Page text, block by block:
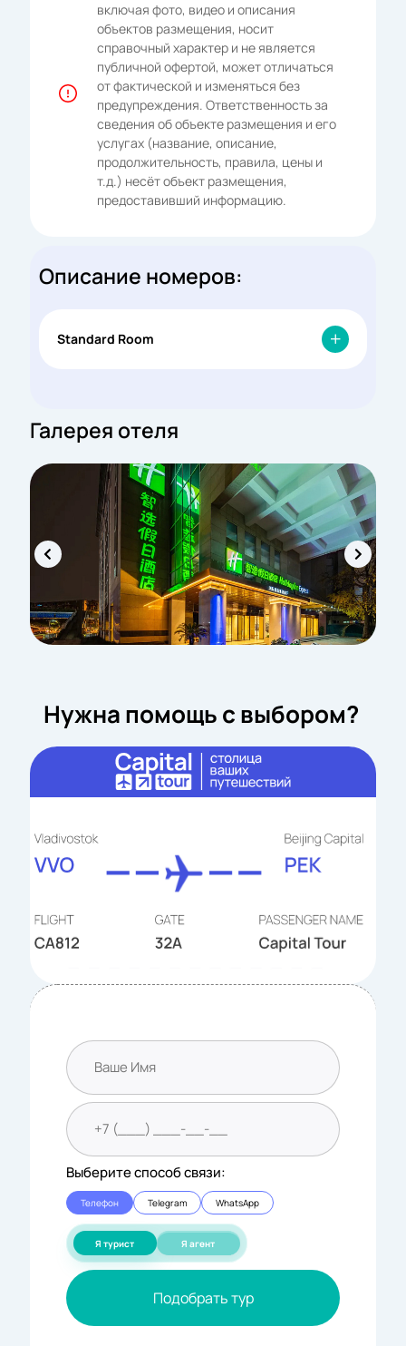
включая фото, видео и описания
объектов размещения, носит
справочный характер и не является
публичной офертой, может отличаться
от фактической и изменяться без
предупреждения. Ответственность за
сведения об объекте размещения и его
услугах (название, описание,
продолжительность, правила, цены и
т.д.) несёт объект размещения,
предоставивший информацию.
Описание номеров:
Standard Room
Галерея отеля
Нужна помощь с выбором?
Выберите способ связи:
Телефон Telegram WhatsApp
Я турист Я агент
Подобрать тур